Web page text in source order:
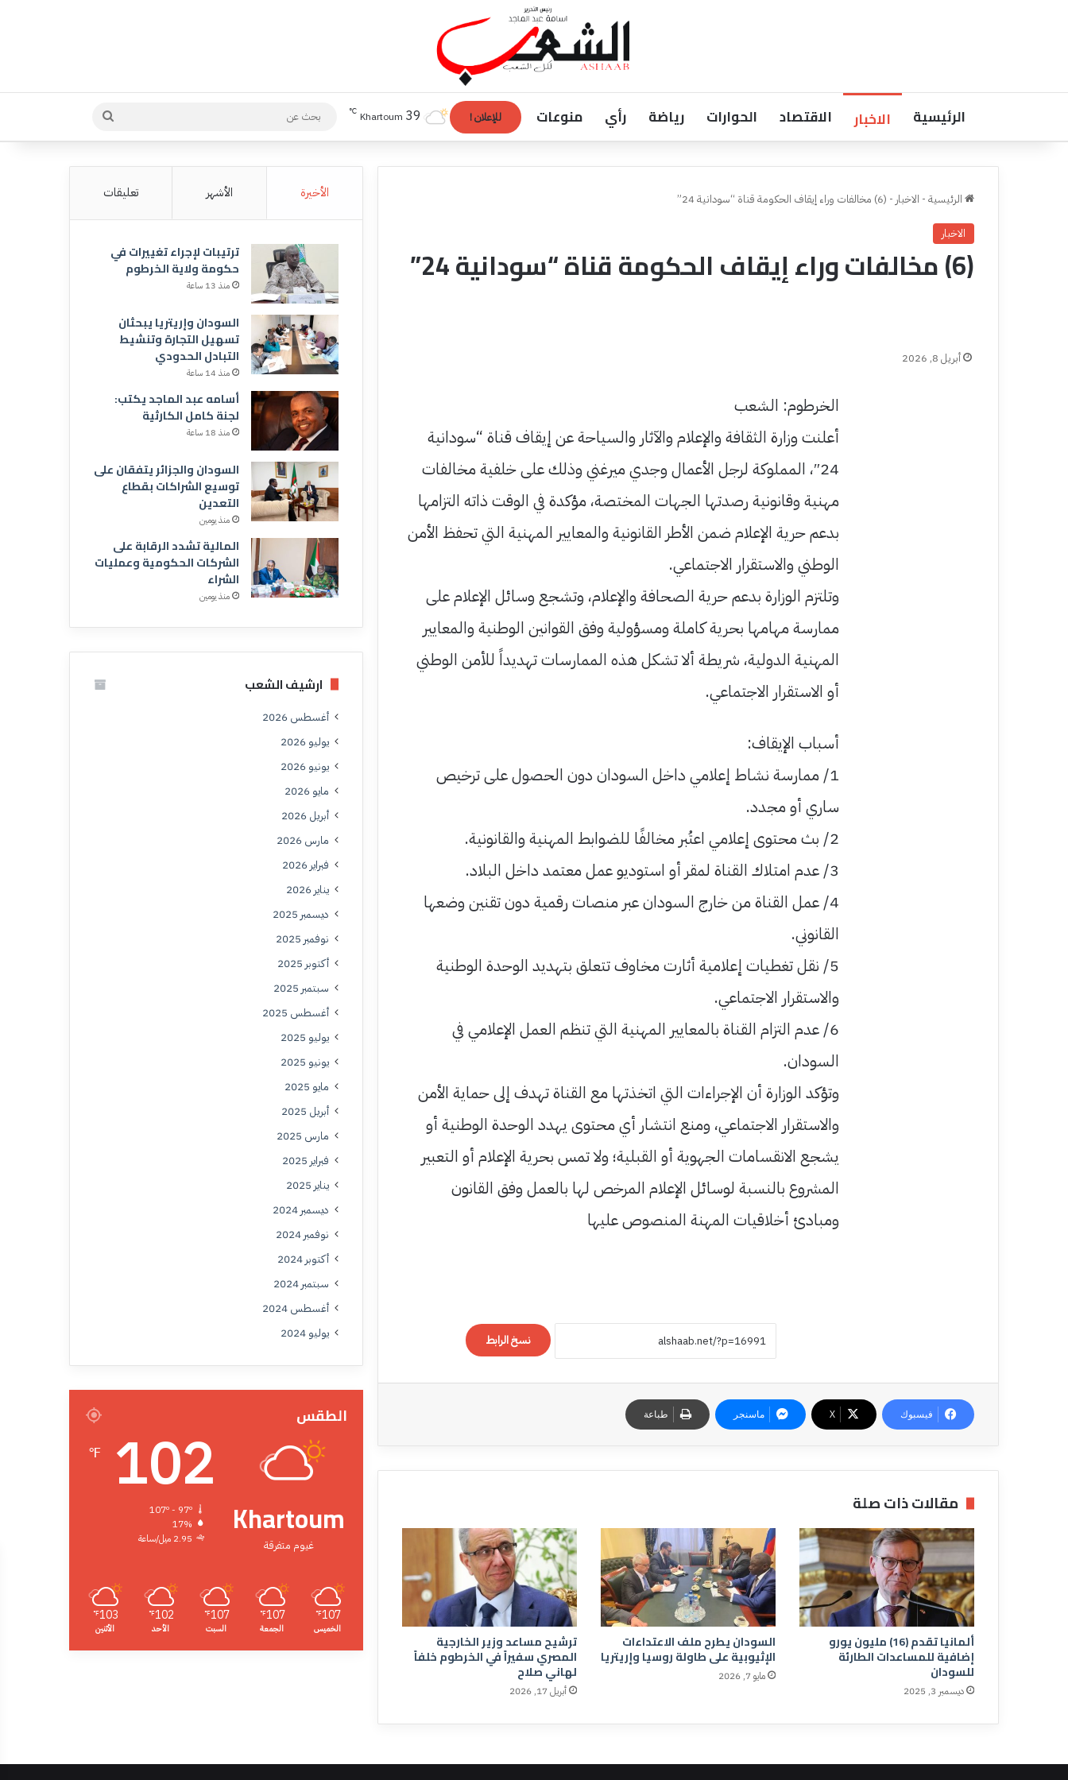
الرئيسية الاخبار الاقتصاد الحوارات رياضة رأي منوعات للإعلان ! Khartoum 39
℃
عن
الرئيسية - الاخبار - (6) مخالفات وراء إيقاف الحكومة قناة “سودانية 24”
الاخبار
(6) مخالفات وراء إيقاف الحكومة قناة “سودانية 24”
الخرطوم: الشعب
أعلنت وزارة الثقافة والإعلام والآثار والسياحة عن إيقاف قناة “سودانية
24″، المملوكة لرجل الأعمال وجدي ميرغني وذلك على خلفية مخالفات
مهنية وقانونية رصدتها الجهات المختصة، مؤكدة في الوقت ذاته التزامها
بدعم حرية الإعلام ضمن الأطر القانونية والمعايير المهنية التي تحفظ الأمن
الوطني والاستقرار الاجتماعي.
وتلتزم الوزارة بدعم حرية الصحافة والإعلام، وتشجع وسائل الإعلام على
ممارسة مهامها بحرية كاملة ومسؤولية وفق القوانين الوطنية والمعايير
المهنية الدولية، شريطة ألا تشكل هذه الممارسات تهديداً للأمن الوطني
أو الاستقرار الاجتماعي.
أسباب الإيقاف:
1/ ممارسة نشاط إعلامي داخل السودان دون الحصول على ترخيص
ساري أو مجدد.
2/ بث محتوى إعلامي اعتُبر مخالفًا للضوابط المهنية والقانونية.
3/ عدم امتلاك القناة لمقر أو استوديو عمل معتمد داخل البلاد.
4/ عمل القناة من خارج السودان عبر منصات رقمية دون تقنين وضعها
القانوني.
5/ نقل تغطيات إعلامية أثارت مخاوف تتعلق بتهديد الوحدة الوطنية
والاستقرار الاجتماعي.
6/ عدم التزام القناة بالمعايير المهنية التي تنظم العمل الإعلامي في
السودان.
وتؤكد الوزارة أن الإجراءات التي اتخذتها مع القناة تهدف إلى حماية الأمن
والاستقرار الاجتماعي، ومنع انتشار أي محتوى يهدد الوحدة الوطنية أو
يشجع الانقسامات الجهوية أو القبلية؛ ولا تمس بحرية الإعلام أو التعبير
المشروع بالنسبة لوسائل الإعلام المرخص لها بالعمل وفق القانون
ومبادئ أخلاقيات المهنة المنصوص عليها
نسخ الرابط
أبريل 8, 2026
فيسبوك ‫X ماسنجر طباعة
مقالات ذات صلة
ألمانيا تقدم (16) مليون يورو
إضافية للمساعدات الطارئة
للسودان
ديسمبر 3, 2025
السودان يطرح ملف الاعتداءات
الإثيوبية على طاولة روسيا وإريتريا
مايو 7, 2026
ترشيح مساعد وزير الخارجية
المصري سفيراً في الخرطوم خلفاً
لهاني صلاح
أبريل 17, 2026
الأخيرة الأشهر تعليقات
ترتيبات لإجراء تغييرات في
حكومة ولاية الخرطوم
منذ 13 ساعة
السودان وإريتريا يبحثان
تسهيل التجارة وتنشيط
التبادل الحدودي
منذ 14 ساعة
أسامه عبد الماجد يكتب:
لجنة كامل الكارثية
منذ 18 ساعة
السودان والجزائر يتفقان على
توسيع الشراكات بقطاع
التعدين
منذ يومين
المالية تشدد الرقابة على
الشركات الحكومية وعمليات
الشراء
منذ يومين
ارشيف الشعب
أغسطس 2026
يوليو 2026
يونيو 2026
مايو 2026
أبريل 2026
مارس 2026
فبراير 2026
يناير 2026
ديسمبر 2025
نوفمبر 2025
أكتوبر 2025
سبتمبر 2025
أغسطس 2025
يوليو 2025
يونيو 2025
مايو 2025
أبريل 2025
مارس 2025
فبراير 2025
يناير 2025
ديسمبر 2024
نوفمبر 2024
أكتوبر 2024
سبتمبر 2024
أغسطس 2024
يوليو 2024
الطقس
Khartoum
غيوم متفرقة
102
℉
107º - 97º
17%
2.95 ميل/ساعة
107
℉
الخميس
107
℉
الجمعة
107
℉
السبت
102
℉
الأحد
103
℉
الأثنين